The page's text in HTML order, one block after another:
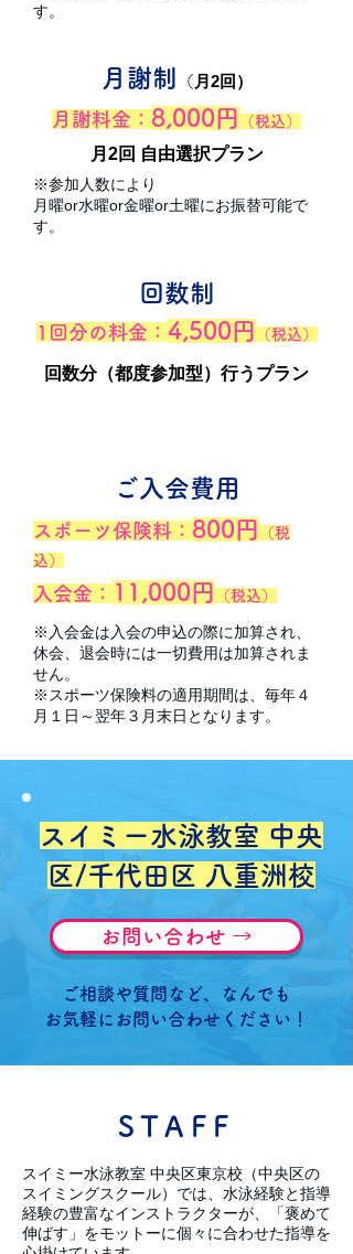
す。 ​
月謝制 （ 月2回）
月謝料金： 8,000円 （税込）
月2回 自由選択プラン
※参加人数により
月曜or水曜or金曜or土曜にお振替可能で
す。 ​
回数制
1回分の料金： 4,500円 （税込）
回数分（都度参加型）行うプラン
ご入会費用
スポーツ保険料： 800円
（税
込）
入会金： 11,000円 （税込）
※入会金は入会の申込の際に加算され、
休会、退会時には一切費用は加算されま
せん。
※スポーツ保険料の適用期間は、毎年４
月１日～翌年３月末日となります。
スイミー水泳教室 中央
区/千代田区 八重洲校
お問い合わせ →
ご相談や質問など、
なんでも
お気軽にお問い合わせください！
STAFF
スイミー水泳教室 中央区東京校（中央区の
スイミングスクール）では、水泳経験と指導
経験の豊富なインストラクターが、「褒めて
伸ばす」をモットーに個々に合わせた指導を